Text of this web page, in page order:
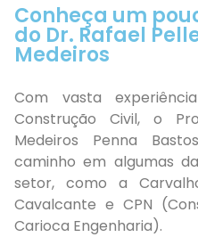
Conheça um
do Dr. Rafael
Medeiros
Com vasta
Construção Civil, o
Medeiros Penna
caminho em algumas
setor, como a
Cavalcante e CPN
Carioca Engenharia).